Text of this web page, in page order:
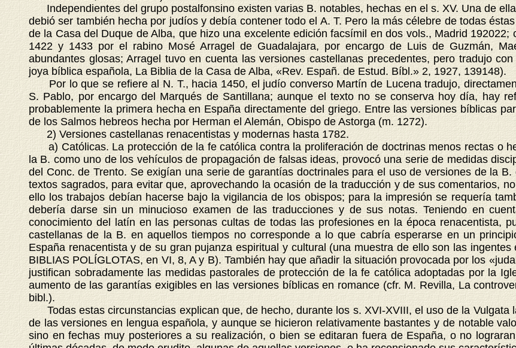
Independientes del grupo postalfonsino existen varias B. notables, hechas en el s. XV. Una de
debió ser también hecha por judíos y debía contener todo el A. T. Pero la más célebre de todas
de la Casa del Duque de Alba, que hizo una excelente edición facsímil en dos vols., Madrid
1422 y 1433 por el rabino Mosé Arragel de Guadalajara, por encargo de Luis de Guzmán,
abundantes glosas; Arragel tuvo en cuenta las versiones castellanas precedentes, pero tradujo
joya bíblica española, La Biblia de la Casa de Alba, «Rev. Españ. de Estud. Bíbl.» 2, 1927, 139148).
Por lo que se refiere al N. T., hacia 1450, el judío converso Martín de Lucena tradujo,
S. Pablo, por encargo del Marqués de Santillana; aunque el texto no se conserva hoy día, hay
probablemente la primera hecha en España directamente del griego. Entre las versiones bíblicas
de los Salmos hebreos hecha por Herman el Alemán, Obispo de Astorga (m. 1272).
2) Versiones castellanas renacentistas y modernas hasta 1782.
a) Católicas. La protección de la fe católica contra la proliferación de doctrinas menos rectas o
la B. como uno de los vehículos de propagación de falsas ideas, provocó una serie de medidas
del Conc. de Trento. Se exigían una serie de garantías doctrinales para el uso de versiones de la
textos sagrados, para evitar que, aprovechando la ocasión de la traducción y de sus comentarios,
ello los trabajos debían hacerse bajo la vigilancia de los obispos; para la impresión se requería
debería darse sin un minucioso examen de las traducciones y de sus notas. Teniendo en
conocimiento del latín en las personas cultas de todas las profesiones en la época renacentista,
castellanas de la B. en aquellos tiempos no corresponde a lo que cabría esperarse en un
España renacentista y de su gran pujanza espiritual y cultural (una muestra de ello son las
BIBLIAS POLÍGLOTAS, en VI, 8, A y B). También hay que añadir la situación provocada por los
justifican sobradamente las medidas pastorales de protección de la fe católica adoptadas por la
aumento de las garantías exigibles en las versiones bíblicas en romance (cfr. M. Revilla, La
bibl.).
Todas estas circunstancias explican que, de hecho, durante los s. XVI-XVIII, el uso de la Vulgata
de las versiones en lengua española, y aunque se hicieron relativamente bastantes y de notable
sino en fechas muy posteriores a su realización, o bien se editaran fuera de España, o no